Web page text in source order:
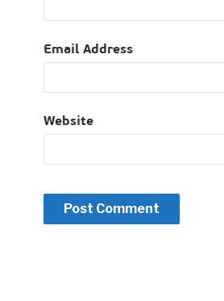
Email Address
Website